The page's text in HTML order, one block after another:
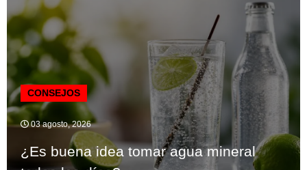
CONSEJOS
03 agosto, 2026
¿Es buena idea tomar agua mineral